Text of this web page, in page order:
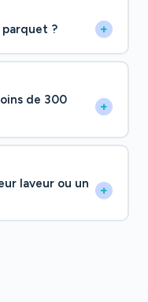
? +
de 300
+
laveur ou un
+